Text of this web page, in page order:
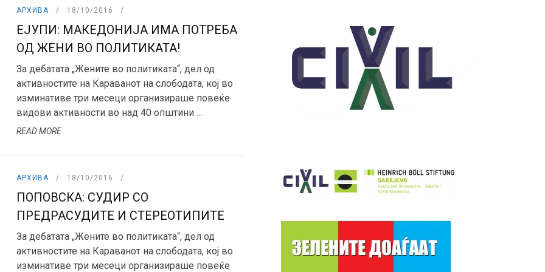
АРХИВА 18/10/2016
ЕЈУПИ: МАКЕДОНИЈА ИМА ПОТРЕБА
ОД ЖЕНИ ВО ПОЛИТИКАТА!
За дебатата „Жените во политиката“, дел од
активностите на Караванот на слободата, кој во
изминативе три месеци организираше повеќе
видови активности во над 40 општини ...
READ MORE
АРХИВА 18/10/2016
ПОПОВСКА: СУДИР СО
ПРЕДРАСУДИТЕ И СТЕРЕОТИПИТЕ
За дебатата „Жените во политиката“, дел од
активностите на Караванот на слободата, кој во
изминативе три месеци организираше повеќе